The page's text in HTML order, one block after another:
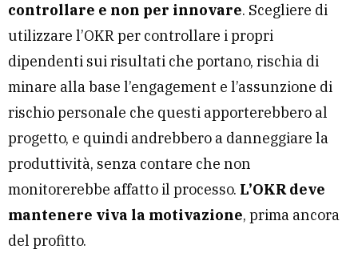
controllare e non per innovare. Scegliere di
utilizzare l’OKR per controllare i propri
dipendenti sui risultati che portano, rischia di
minare alla base l’engagement e l’assunzione di
rischio personale che questi apporterebbero al
progetto, e quindi andrebbero a danneggiare la
produttività, senza contare che non
monitorerebbe affatto il processo. L’OKR deve
mantenere viva la motivazione, prima ancora
del profitto.